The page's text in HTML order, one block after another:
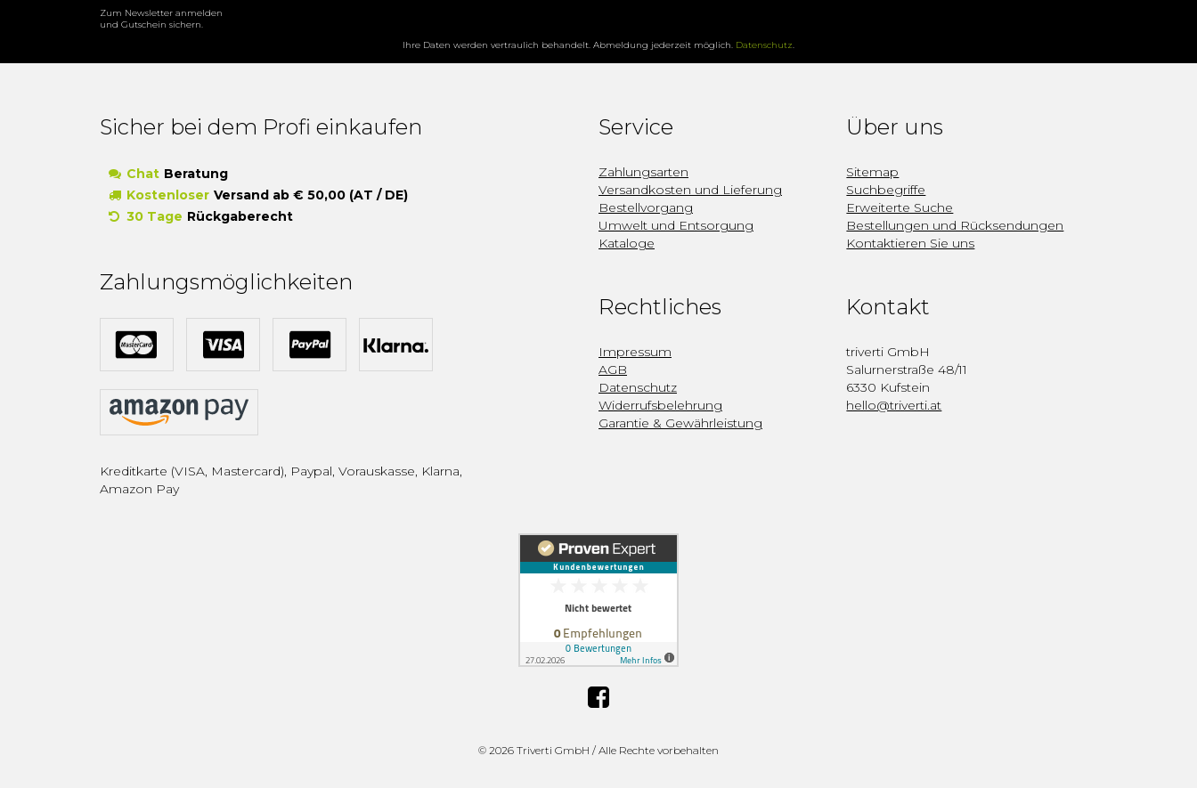
Zum Newsletter anmelden
und Gutschein sichern.
Ihre Daten werden vertraulich behandelt. Abmeldung jederzeit möglich. Datenschutz.
Sicher bei dem Profi einkaufen
Chat Beratung
Kostenloser Versand ab € 50,00 (AT / DE)
30 Tage Rückgaberecht
Zahlungsmöglichkeiten
Kreditkarte (VISA, Mastercard), Paypal, Vorauskasse, Klarna,
Amazon Pay
Service
Zahlungsarten
Versandkosten und Lieferung
Bestellvorgang
Umwelt und Entsorgung
Kataloge
Über uns
Sitemap
Suchbegriffe
Erweiterte Suche
Bestellungen und Rücksendungen
Kontaktieren Sie uns
Rechtliches
Impressum
AGB
Datenschutz
Widerrufsbelehrung
Garantie & Gewährleistung
Kontakt
triverti GmbH
Salurnerstraße 48/11
6330 Kufstein
hello@triverti.at
© 2026 Triverti GmbH / Alle Rechte vorbehalten